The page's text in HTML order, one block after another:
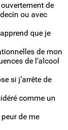
de
ou avec
que je
de mon
de l’alcool
si j’arrête de
comme un
de me